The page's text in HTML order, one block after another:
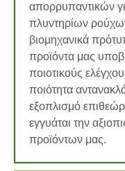
απορρυπαντικών
πλυντηρίων
βιομηχανικά
προϊόντα μας
ποιοτικούς
ποιότητα
εξοπλισμό
εγγυάται την
προϊόντων μας.